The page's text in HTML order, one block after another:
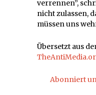
verrennen”,
nicht zulassen,
müssen uns
Übersetzt aus
Abonniert